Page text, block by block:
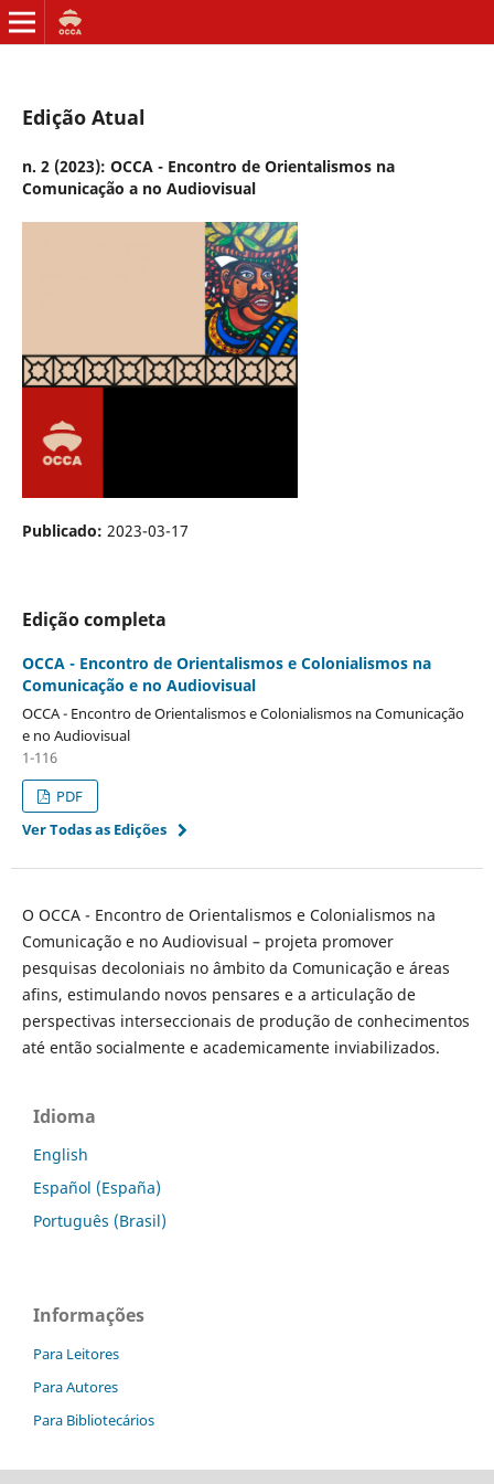
Edição Atual
n. 2 (2023): OCCA - Encontro de Orientalismos na
Comunicação a no Audiovisual
Publicado: 2023-03-17
Edição completa
OCCA - Encontro de Orientalismos e Colonialismos na
Comunicação e no Audiovisual
OCCA - Encontro de Orientalismos e Colonialismos na Comunicação
e no Audiovisual
1-116
PDF
Ver Todas as Edições
O OCCA - Encontro de Orientalismos e Colonialismos na
Comunicação e no Audiovisual – projeta promover
pesquisas decoloniais no âmbito da Comunicação e áreas
afins, estimulando novos pensares e a articulação de
perspectivas interseccionais de produção de conhecimentos
até então socialmente e academicamente inviabilizados.
Idioma
English
Español (España)
Português (Brasil)
Informações
Para Leitores
Para Autores
Para Bibliotecários